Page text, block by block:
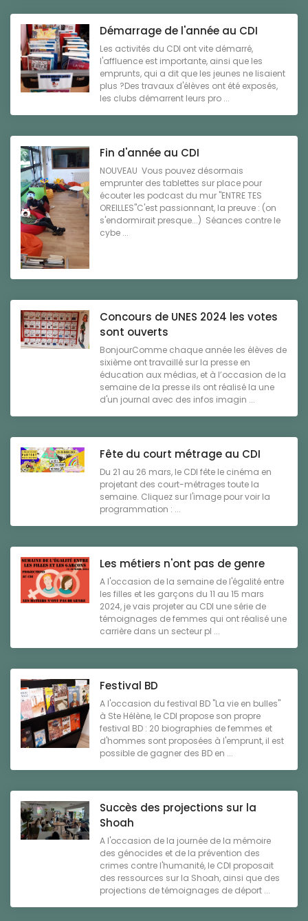
Démarrage de l'année au CDI
Les activités du CDI ont vite démarré,
l'affluence est importante, ainsi que les
emprunts, qui a dit que les jeunes ne lisaient
plus ?Des travaux d'élèves ont été exposés,
les clubs démarrent leurs pro ...
Fin d'année au CDI
NOUVEAU Vous pouvez désormais
emprunter des tablettes sur place pour
écouter les podcast du mur "ENTRE TES
OREILLES"C'est passionnant, la preuve : (on
s'endormirait presque...) Séances contre le
cybe ...
Concours de UNES 2024 les votes
sont ouverts
BonjourComme chaque année les élèves de
sixième ont travaillé sur la presse en
éducation aux médias, et à l’occasion de la
semaine de la presse ils ont réalisé la une
d'un journal avec des infos imagin ...
Fête du court métrage au CDI
Du 21 au 26 mars, le CDI fête le cinéma en
projetant des court-métrages toute la
semaine. Cliquez sur l'image pour voir la
programmation : ...
Les métiers n'ont pas de genre
A l'occasion de la semaine de l'égalité entre
les filles et les garçons du 11 au 15 mars
2024, je vais projeter au CDI une série de
témoignages de femmes qui ont réalisé une
carrière dans un secteur pl ...
Festival BD
A l'occasion du festival BD "La vie en bulles"
à Ste Hélène, le CDI propose son propre
festival BD : 20 biographies de femmes et
d'hommes sont proposées à l'emprunt, il est
possible de gagner des BD en ...
Succès des projections sur la
Shoah
A l'occasion de la journée de la mémoire
des génocides et de la prévention des
crimes contre l'humanité, le CDI proposait
des ressources sur la Shoah, ainsi que des
projections de témoignages de déport ...